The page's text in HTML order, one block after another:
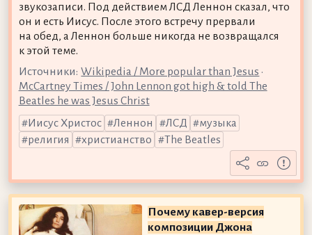
звукозаписи. Под действием ЛСД Леннон сказал, что
он и есть Иисус. После этого встречу прервали
на обед, а Леннон больше никогда не возвращался
к этой теме.
Источники: Wikipedia / More popular than Jesus •
McCartney Times / John Lennon got high & told The
Beatles he was Jesus Christ
Иисус Христос
Леннон ЛСД
музыка
религия
христианство The Beatles
Почему кавер-версия
композиции Джона